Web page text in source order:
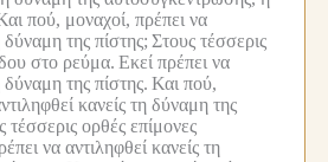
πού, μοναχοί, πρέπει να
δύναμη της πίστης; Στους τέσσερις
στο ρεύμα. Εκεί πρέπει να
δύναμη της πίστης. Και πού,
κανείς τη δύναμη της
τέσσερις ορθές επίμονες
να αντιληφθεί κανείς τη